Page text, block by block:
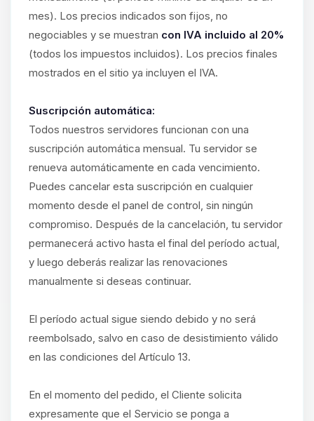
mes). Los precios indicados son fijos, no
negociables y se muestran con IVA incluido al 20%
(todos los impuestos incluidos). Los precios finales
mostrados en el sitio ya incluyen el IVA.
Suscripción automática:
Todos nuestros servidores funcionan con una
suscripción automática mensual. Tu servidor se
renueva automáticamente en cada vencimiento.
Puedes cancelar esta suscripción en cualquier
momento desde el panel de control, sin ningún
compromiso. Después de la cancelación, tu servidor
permanecerá activo hasta el final del período actual,
y luego deberás realizar las renovaciones
manualmente si deseas continuar.
El período actual sigue siendo debido y no será
reembolsado, salvo en caso de desistimiento válido
en las condiciones del Artículo 13.
En el momento del pedido, el Cliente solicita
expresamente que el Servicio se ponga a